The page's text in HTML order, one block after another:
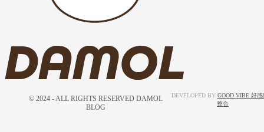
© 2024 - ALL RIGHTS RESERVED DAMOL
BLOG
DEVELOPED BY GOOD VIBE 好感
整合